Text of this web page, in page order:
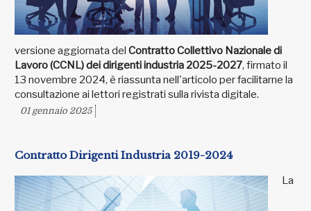
versione aggiornata del Contratto Collettivo Nazionale di
Lavoro (CCNL) dei dirigenti industria 2025-2027, firmato il
13 novembre 2024, è riassunta nell'articolo per facilitarne la
consultazione ai lettori registrati sulla rivista digitale.
01 gennaio 2025
Contratto Dirigenti Industria 2019-2024
La